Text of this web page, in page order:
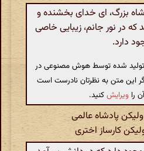
بزرگ، ای خدای بخشنده و
که در نور جانم، زیبایی خاصی
دارد.
تولید شده توسط هوش مصنوعی در
این متن به نظرتان نادرست است
را ویرایشکنید.
پادشاه عالمی
کارساز اختری